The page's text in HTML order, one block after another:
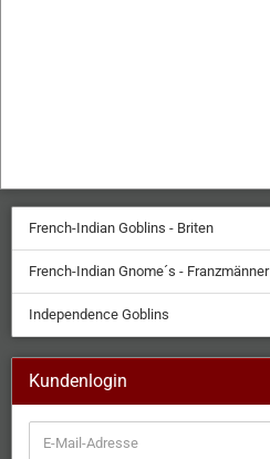
French-Indian Goblins - Briten
French-Indian Gnome´s - Franzmänner
Independence Goblins
Kundenlogin